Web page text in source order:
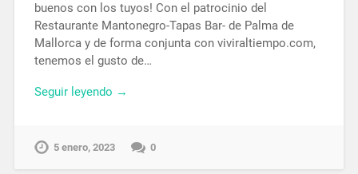
buenos con los tuyos! Con el patrocinio del
Restaurante Mantonegro-Tapas Bar- de Palma de
Mallorca y de forma conjunta con viviraltiempo.com,
tenemos el gusto de…
Seguir leyendo →
5 enero, 2023 0